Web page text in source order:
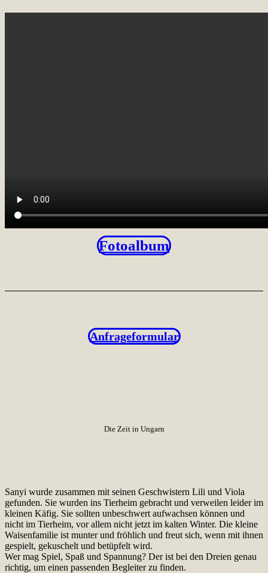
Fotoalbum
Anfrageformular
Die Zeit in Ungarn
Sanyi wurde zusammen mit seinen Geschwistern Lili und Viola
gefunden. Sie wurden ins Tierheim gebracht und verweilen leider im
kleinen Käfig. Sie sollten unbeschwert aufwachsen können und
nicht im Tierheim, vor allem nicht jetzt im kalten Winter. Die kleine
Waisenfamilie ist munter und fröhlich und freut sich, wenn mit ihnen
gespielt, gekuschelt und betüpfelt wird.
Wer mag Spiel, Spaß und Spannung? Der ist bei den Dreien genau
richtig, um einen passenden Begleiter zu finden.